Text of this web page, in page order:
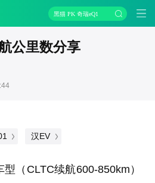
黑猫 PK 奇瑞eQ1
公里数分享
汉EV
（CLTC续航600-850km）